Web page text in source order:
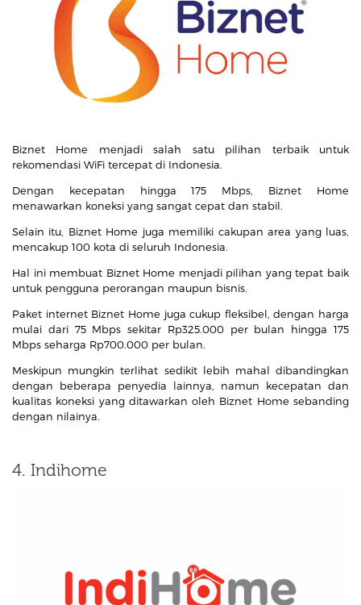
Biznet Home menjadi salah satu pilihan terbaik untuk
rekomendasi WiFi tercepat di Indonesia.
Dengan kecepatan hingga 175 Mbps, Biznet Home
menawarkan koneksi yang sangat cepat dan stabil.
Selain itu, Biznet Home juga memiliki cakupan area yang luas,
mencakup 100 kota di seluruh Indonesia.
Hal ini membuat Biznet Home menjadi pilihan yang tepat baik
untuk pengguna perorangan maupun bisnis.
Paket internet Biznet Home juga cukup fleksibel, dengan harga
mulai dari 75 Mbps sekitar Rp325.000 per bulan hingga 175
Mbps seharga Rp700.000 per bulan.
Meskipun mungkin terlihat sedikit lebih mahal dibandingkan
dengan beberapa penyedia lainnya, namun kecepatan dan
kualitas koneksi yang ditawarkan oleh Biznet Home sebanding
dengan nilainya.
4. Indihome